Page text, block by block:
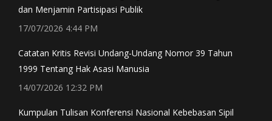
windowwindow
window
dan Menjamin Partisipasi Publik
17/07/2026 4:44 PM
Catatan Kritis Revisi Undang-Undang Nomor 39 Tahun
1999 Tentang Hak Asasi Manusia
14/07/2026 12:32 PM
Kumpulan Tulisan Konferensi Nasional Kebebasan Sipil